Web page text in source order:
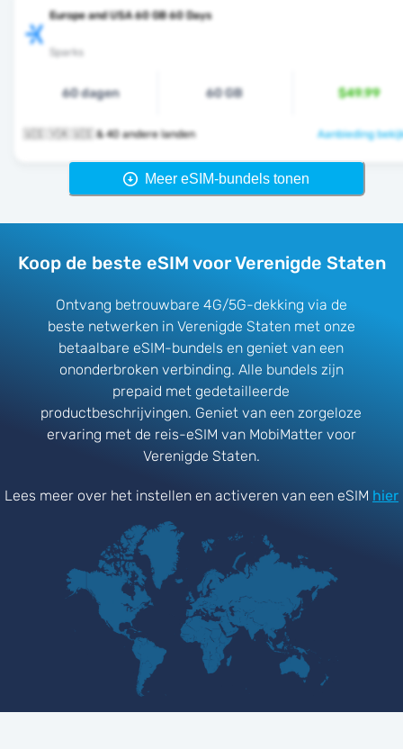
Europe and USA 60 GB 60 Days
Sparks
60 dagen 60 GB $49.99
🇺🇸 🇻🇦 🇺🇸 & 40 andere landen Aanbieding
Meer eSIM-bundels tonen
Koop de beste eSIM voor Verenigde Staten
Ontvang betrouwbare 4G/5G-dekking via de
beste netwerken in Verenigde Staten met onze
betaalbare eSIM-bundels en geniet van een
ononderbroken verbinding. Alle bundels zijn
prepaid met gedetailleerde
productbeschrijvingen. Geniet van een zorgeloze
ervaring met de reis-eSIM van MobiMatter voor
Verenigde Staten.
Lees meer over het instellen en activeren van een eSIM hier